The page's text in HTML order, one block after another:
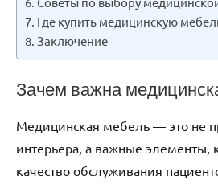
Где купить медицинскую
Заключение
Зачем важна
Медицинская мебель — это не
интерьера, а важные элементы,
качество обслуживания